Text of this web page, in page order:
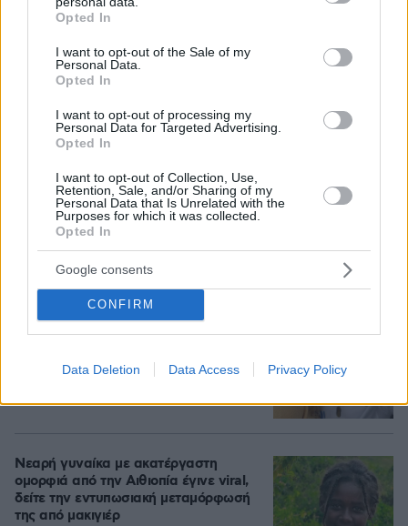
grant or deny consent to Google and its third-party tags to
use your data for below specified purposes in below Google
consent section.
Opted In
I want to opt-out of the Sale of my
Personal Data.
Opted In
I want to opt-out of processing my
Personal Data for Targeted Advertising.
Opted In
I want to opt-out of Collection, Use,
Retention, Sale, and/or Sharing of my
Personal Data that Is Unrelated with the
Purposes for which it was collected.
Opted In
Google consents
CONFIRM
Data Deletion Data Access Privacy Policy
ζωή δεν μπορεί να είναι αντικείμενο
φημών ή σεναρίων που
παρουσιάζονται ως πραγματικά
γεγονότα
06.08.2026, 22:24
Προϊόν εργαστηρίου ή της φύσης ο
Φάουτσι και άλλα ιδιωτικά, αρνήθηκε
100 φορές να απαντήσει στο
Κογκρέσο
06.08.2026, 21:40 138
Η αποκαλυπτική κατάθεση της
συζύγου του Αφγανού: Πώς
ότι ήταν το πτώμα στη βαλίτσα
Νεαρή γυναίκα με ακατέργαστη
ομορφιά από την Αιθιοπία έγινε viral,
δείτε την εντυπωσιακή μεταμόρφωσή
της από μακιγιέρ